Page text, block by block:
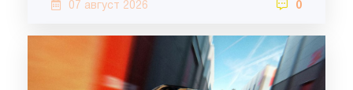
07 август 2026 0